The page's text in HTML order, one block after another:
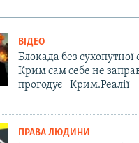
ВІДЕО
Блокада без сухопутної
Крим сам себе не
прогодує | Крим.Реалії
ПРАВА ЛЮДИНИ